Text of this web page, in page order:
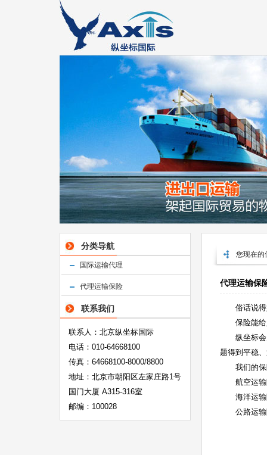
分类导航
国际运输代理
代理运输保险
联系我们
联系人：北京纵坐标国际
电话：010-64668100
传真：64668100-8000/8800
地址：北京市朝阳区左家庄路1号
国门大厦 A315-316室
邮编：100028
您现在
代理运输保
俗话说
保险能
纵坐标
题得到平稳
我们的
航空运
海洋运
公路运